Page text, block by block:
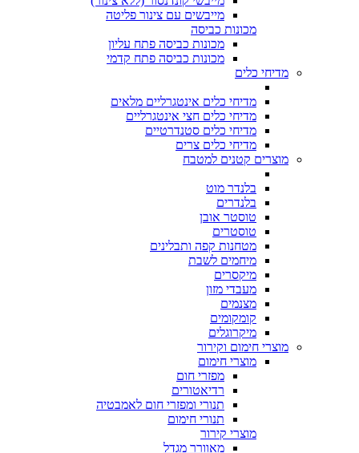
מייבשים עם צינור פליטה
מכונות כביסה
מכונות כביסה פתח עליון
מכונות כביסה פתח קדמי
מדיחי כלים
מדיחי כלים אינטגרליים מלאים
מדיחי כלים חצי אינטגרליים
מדיחי כלים סטנדרטיים
מדיחי כלים צרים
מוצרים קטנים למטבח
בלנדר מוט
בלנדרים
טוסטר אובן
טוסטרים
מטחנות קפה ותבלינים
מיחמים לשבת
מיקסרים
מעבדי מזון
מצנמים
קומקומים
מיקרוגלים
מוצרי חימום וקירור
מוצרי חימום
מפזרי חום
רדיאטורים
תנורי ומפזרי חום לאמבטיה
תנורי חימום
מוצרי קירור
מאוורר מגדל